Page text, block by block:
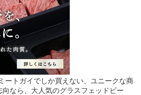
ートガイでしか買えない、ユニークな商
なら、大人気のグラスフェッドビー